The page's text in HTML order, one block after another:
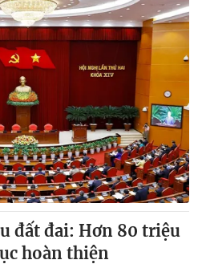
đất đai: Hơn 80 triệu
hoàn thiện